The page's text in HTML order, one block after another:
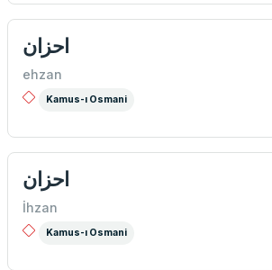
احزان
ehzan
Kamus-ı Osmani
احزان
İhzan
Kamus-ı Osmani